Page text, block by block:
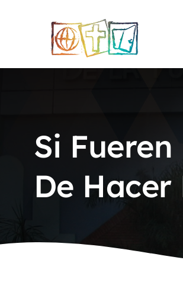
Si
De Hacer